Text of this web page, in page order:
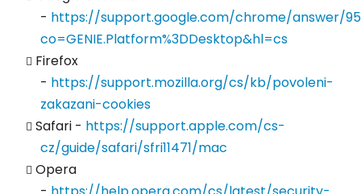
- https://support.google.com/chrome/answer/
co=GENIE.Platform%3DDesktop&hl=cs
Firefox
- https://support.mozilla.org/cs/kb/povoleni-
zakazani-cookies
Safari - https://support.apple.com/cs-
cz/guide/safari/sfri11471/mac
Opera